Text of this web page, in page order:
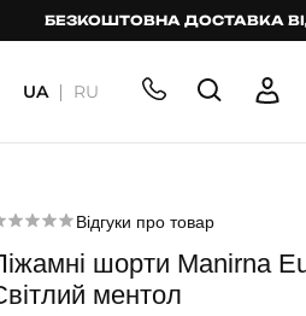
БЕЗКОШТОВНА ДОСТАВКА ВІД
шорти
Шорти
UA RU
Відгуки про товар
шорти Manirna
ментол